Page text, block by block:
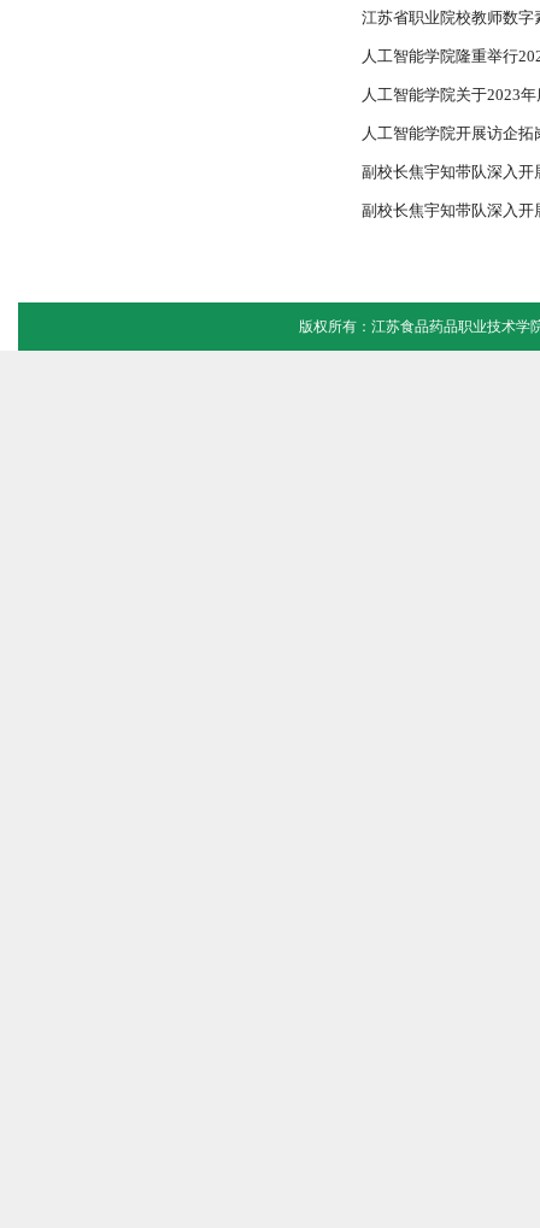
江苏省职业院校教师数字
人工智能学院隆重举行
人工智能学院关于2023
人工智能学院开展访企
副校长焦宇知带队深入开
副校长焦宇知带队深入开
版权所有：江苏食品药品职业技术